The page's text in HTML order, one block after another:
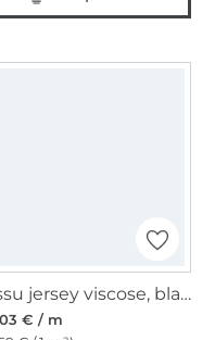
Tissu jersey viscose, blanc cassé
€ / m